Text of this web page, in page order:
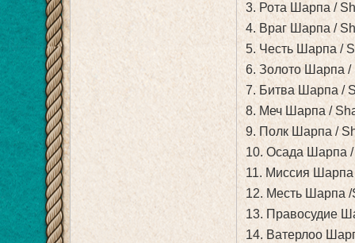
3. Рота Шарпа /
4. Враг Шарпа /
5. Честь Шарпа /
6. Золото Шарпа /
7. Битва Шарпа /
8. Меч Шарпа /
9. Полк Шарпа /
10. Осада Шарпа /
11. Миссия Шарпа
12. Месть Шарпа /
13. Правосудие
14. Ватерлоо